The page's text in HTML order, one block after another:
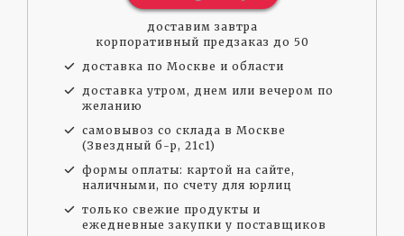
доставим завтра
корпоративный предзаказ до 50
доставка по Москве и области
доставка утром, днем или вечером по
желанию
самовывоз со склада в Москве
(Звездный б-р, 21с1)
формы оплаты: картой на сайте,
наличными, по счету для юрлиц
только свежие продукты и
ежедневные закупки у поставщиков